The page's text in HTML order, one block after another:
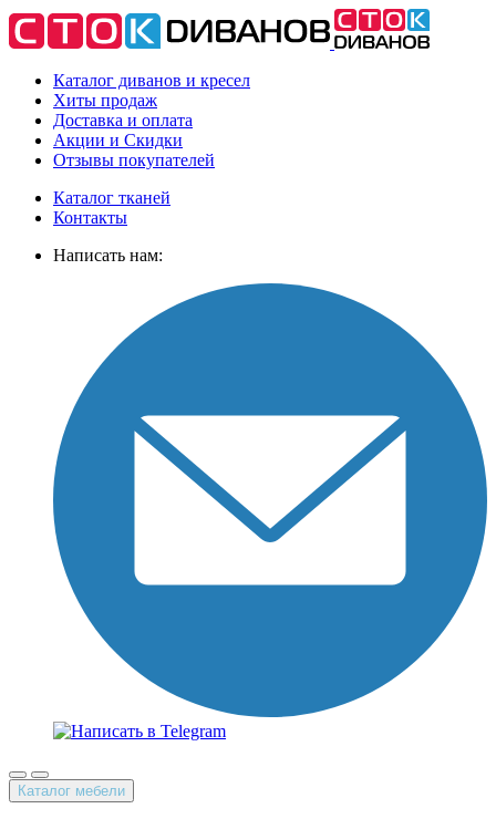
Каталог диванов и кресел
Хиты продаж
Доставка и оплата
Акции и Скидки
Отзывы покупателей
Каталог тканей
Контакты
Написать нам:
Каталог мебели